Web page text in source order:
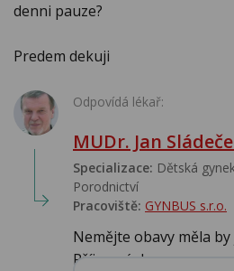
denni pauze?
Predem dekuji
Odpovídá lékař:
MUDr. Jan
Specializace: Dětská
Porodnictví
Pracoviště: GYNBUS s.r.o.
Nemějte obavy měla
Příjemný den...